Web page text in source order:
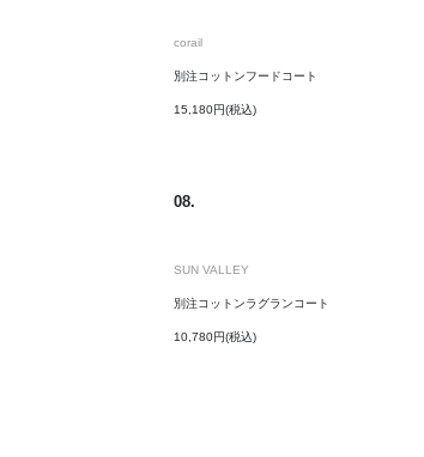
corail
別注コットンフードコート
15,180円(税込)
08.
SUN VALLEY
別注コットンラグランコート
10,780円(税込)